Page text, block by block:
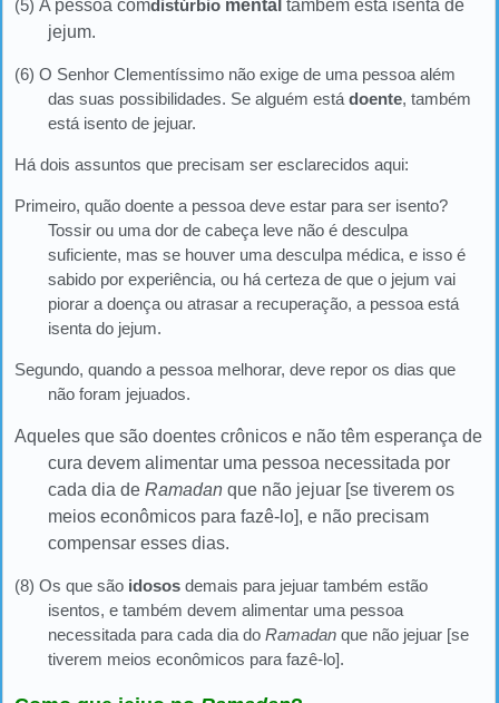
(5) A pessoa comdistúrbio mental também está isenta de
jejum.
(6) O Senhor Clementíssimo não exige de uma pessoa além
das suas possibilidades. Se alguém estádoente, também
está isento de jejuar.
Há dois assuntos que precisam ser esclarecidos aqui:
Primeiro, quão doente a pessoa deve estar para ser isento?
Tossir ou uma dor de cabeça leve não é desculpa
suficiente, mas se houver uma desculpa médica, e isso é
sabido por experiência, ou há certeza de que o jejum vai
piorar a doença ou atrasar a recuperação, a pessoa está
isenta do jejum.
Segundo, quando a pessoa melhorar, deve repor os dias que
não foram jejuados.
Aqueles que são doentes crônicos e não têm esperança de
cura devem alimentar uma pessoa necessitada por
cada dia deRamadan que não jejuar [se tiverem os
meios econômicos para fazê-lo], e não precisam
compensar esses dias.
(8) Os que são idosos demais para jejuar também estão
isentos, e também devem alimentar uma pessoa
necessitada para cada dia doRamadan que não jejuar [se
tiverem meios econômicos para fazê-lo].